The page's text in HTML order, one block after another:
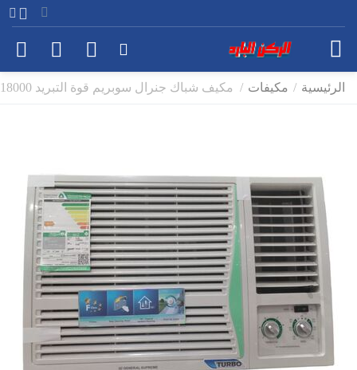
الرئيسية / مكيفات / مكيف شباك جنرال سوبريم قوة التبريد 18000وحدة بارد , موديل GS1834C